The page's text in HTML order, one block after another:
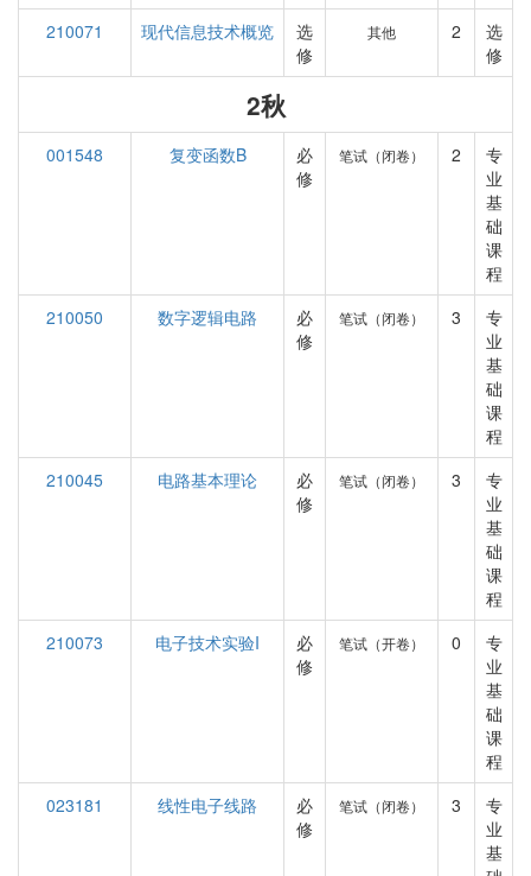
210071
现代信息技术概览
选
修
其他 2
选
修
2秋
001548 复变函数B
必
修
笔试（闭卷） 2
专
业
基
础
课
程
210050
数字逻辑电路
必
修
笔试（闭卷） 3
专
业
基
础
课
程
210045
电路基本理论
必
修
笔试（闭卷） 3
专
业
基
础
课
程
210073
电子技术实验I
必
修
笔试（开卷） 0
专
业
基
础
课
程
023181
线性电子线路
必
修
笔试（闭卷） 3
专
业
基